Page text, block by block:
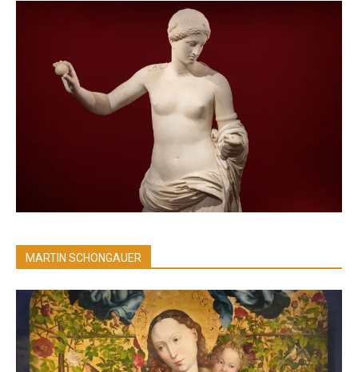
MARTIN SCHONGAUER